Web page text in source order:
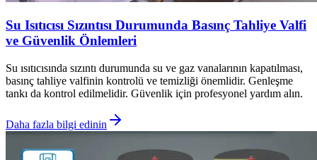
Su Isıtıcısı Sızıntısı Durumunda Basınç Tahliye Valfi
ve Güvenlik Önlemleri
Su ısıtıcısında sızıntı durumunda su ve gaz vanalarının kapatılması,
basınç tahliye valfinin kontrolü ve temizliği önemlidir. Genleşme
tankı da kontrol edilmelidir. Güvenlik için profesyonel yardım alın.
Daha fazla bilgi edinin